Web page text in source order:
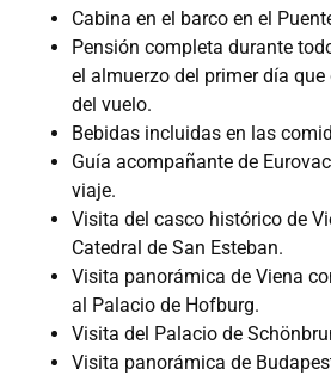
Cabina en el barco en el
Pensión completa durante
el almuerzo del primer día
del vuelo.
Bebidas incluidas en las
Guía acompañante de
viaje.
Visita del casco histórico de
Catedral de San Esteban.
Visita panorámica de Viena
al Palacio de Hofburg.
Visita del Palacio de
Visita panorámica de